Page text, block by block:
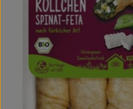
Kühltheke
Veganes
Brot
Speisekammer